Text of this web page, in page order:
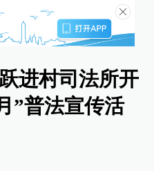
进村司法所开
”普法宣传活